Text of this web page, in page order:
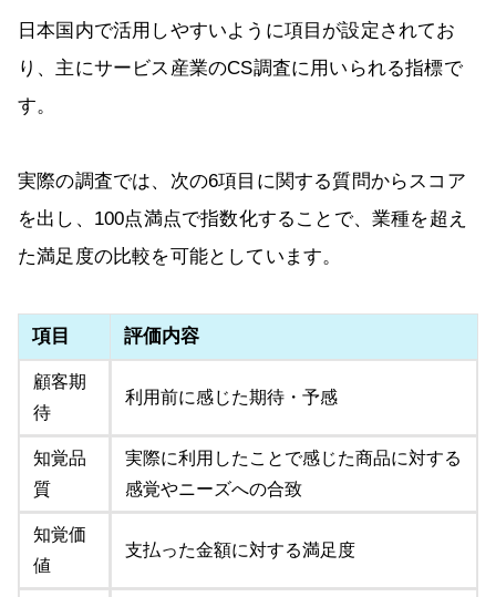
日本国内で活用しやすいように項目が設定されてお
り、主にサービス産業のCS調査に用いられる指標で
す。
実際の調査では、次の6項目に関する質問からスコア
を出し、100点満点で指数化することで、業種を超え
た満足度の比較を可能としています。
項目 評価内容
顧客期
待
利用前に感じた期待・予感
知覚品
質
実際に利用したことで感じた商品に対する
感覚やニーズへの合致
知覚価
値
支払った金額に対する満足度